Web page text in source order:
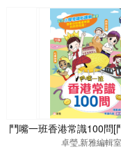
鬥嘴一班香港常識100問[
系列]
卓瑩,新雅編輯室